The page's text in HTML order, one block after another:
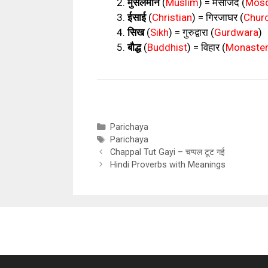
मुसलमान(Muslim) =मसजिद (
ईसाई(Christian) =गिरजाघर(
सिख(Sikh) =गुरुद्वारा (Gurdwara)
बौद्ध(Buddhist) =विहार(
Categories
Parichaya
Tags
Parichaya
Chappal Tut Gayi – चप्पल टूट गई
Hindi Proverbs with Meanings